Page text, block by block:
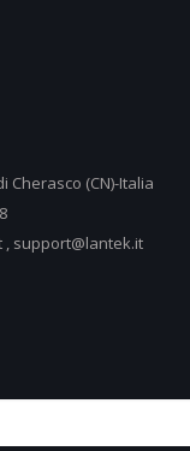
Cherasco (CN)-Italia
, support@lantek.it